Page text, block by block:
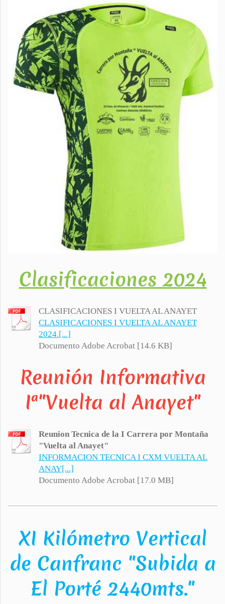
Clasificaciones 2024
CLASIFICACIONES I VUELTA AL ANAYET
CLASIFICACIONES I VUELTA AL ANAYET
2024.[...]
Documento Adobe Acrobat [14.6 KB]
Reunión Informativa
Iª"Vuelta al Anayet"
Reunion Tecnica de la I Carrera por Montaña
"Vuelta al Anayet"
INFORMACION TECNICA I CXM VUELTA AL
ANAY[...]
Documento Adobe Acrobat [17.0 MB]
XI Kilómetro Vertical
de Canfranc "Subida a
El Porté 2440mts."